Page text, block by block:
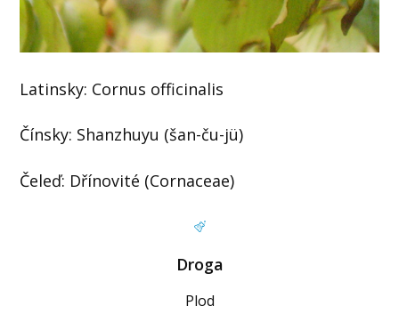
Latinsky: Cornus officinalis
Čínsky: Shanzhuyu (šan-ču-jü)
Čeleď: Dřínovité (Cornaceae)
Droga
Plod